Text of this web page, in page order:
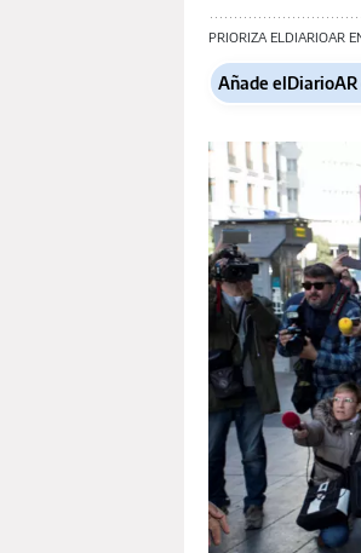
PRIORIZA ELDIARIOAR
Añade